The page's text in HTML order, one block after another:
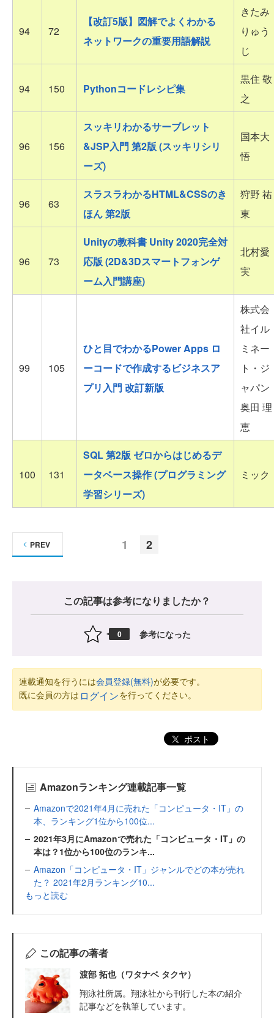
94 72
【改訂5版】図解でよくわかる
ネットワークの重要用語解説
きたみ
りゅう
じ
94 150 Pythonコードレシピ集
黒住 敬
之
96 156
スッキリわかるサーブレット
&JSP入門 第2版 (スッキリシリ
ーズ)
国本大
悟
96 63
スラスラわかるHTML&CSSのき
ほん 第2版
狩野 祐
東
96 73
Unityの教科書 Unity 2020完全対
応版 (2D&3Dスマートフォンゲ
ーム入門講座)
北村愛
実
99 105
ひと目でわかるPower Apps ロ
ーコードで作成するビジネスア
プリ入門 改訂新版
株式会
社イル
ミネー
ト・ジ
ャパン
奥田 理
恵
100 131
SQL 第2版 ゼロからはじめるデ
ータベース操作 (プログラミング
学習シリーズ)
ミック
1 2
PREV
この記事は参考になりましたか？
0 参考になった
連載通知を行うには会員登録(無料)が必要です。
既に会員の方は ログインを行ってください。
ポスト
Amazonランキング連載記事一覧
Amazonで2021年4月に売れた「コンピュータ・IT」の
本、ランキング1位から100位...
2021年3月にAmazonで売れた「コンピュータ・IT」の
本は？1位から100位のランキ...
Amazon「コンピュータ・IT」ジャンルでどの本が売れ
た？ 2021年2月ランキング10...
もっと読む
この記事の著者
渡部 拓也（ワタナベ タクヤ）
翔泳社所属。翔泳社から刊行した本の紹介
記事などを執筆しています。